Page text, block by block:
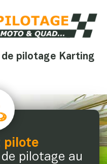
de pilotage Karting
pilote
pilotage au